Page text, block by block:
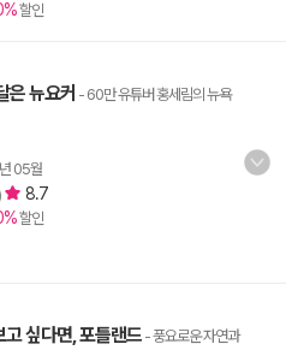
할인
은 뉴요커 - 60만 유튜버 홍세림의 뉴욕
05월
8.7
할인
싶다면, 포틀랜드 - 풍요로운 자연과